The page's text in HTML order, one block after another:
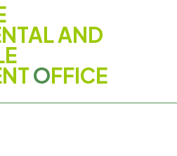
AND
OFFICE